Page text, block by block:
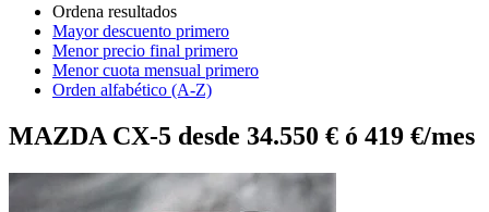
Ordena resultados
Mayor descuento primero
Menor precio final primero
Menor cuota mensual primero
Orden alfabético (A-Z)
MAZDA CX-5 desde 34.550 € ó 419 €/mes